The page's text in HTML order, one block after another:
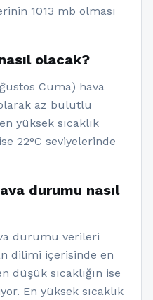
1013 mb olması
olacak?
Cuma) hava
az bulutlu
yüksek sıcaklık
22°C seviyelerinde
durumu nasıl
durumu verileri
dilimi içerisinde en
düşük sıcaklığın ise
En yüksek sıcaklık